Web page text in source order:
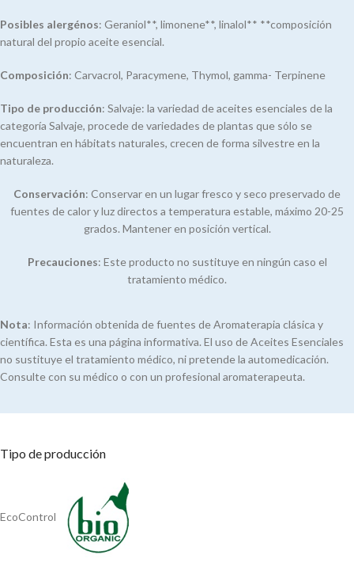
Posibles alergénos: Geraniol**, limonene**, linalol** **composición
natural del propio aceite esencial.
Composición: Carvacrol, Paracymene, Thymol, gamma- Terpinene
Tipo de producción: Salvaje: la variedad de aceites esenciales de la
categoría Salvaje, procede de variedades de plantas que sólo se
encuentran en hábitats naturales, crecen de forma silvestre en la
naturaleza.
Conservación: Conservar en un lugar fresco y seco preservado de
fuentes de calor y luz directos a temperatura estable, máximo 20-25
grados. Mantener en posición vertical.
Precauciones: Este producto no sustituye en ningún caso el
tratamiento médico.
Nota: Información obtenida de fuentes de Aromaterapia clásica y
científica. Esta es una página informativa. El uso de Aceites Esenciales
no sustituye el tratamiento médico, ni pretende la automedicación.
Consulte con su médico o con un profesional aromaterapeuta.
Tipo de producción
EcoControl